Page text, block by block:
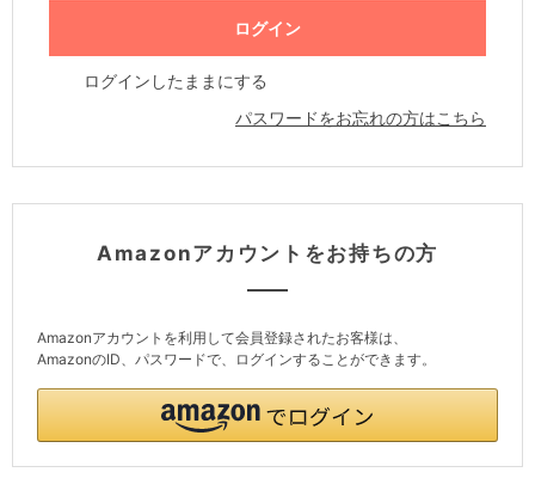
ログインしたままにする
パスワードをお忘れの方はこちら
Amazonアカウントをお持ちの方
Amazonアカウントを利用して会員登録されたお客様は、
AmazonのID、パスワードで、ログインすることができます。